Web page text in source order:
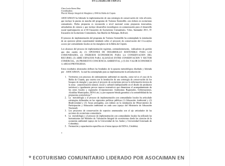
* ECOTURISMO COMUNITARIO LIDERADO POR ASOCAIMAN EN